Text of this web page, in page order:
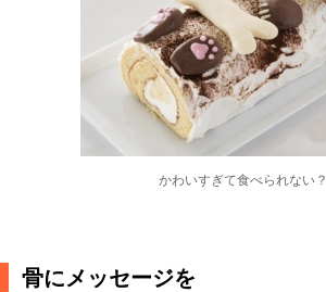
かわいすぎて食べられない？
骨にメッセージを